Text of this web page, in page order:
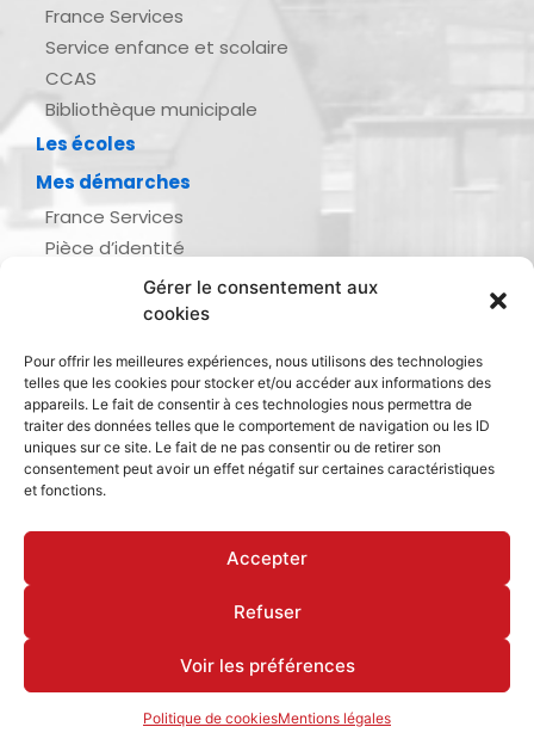
Gérer le consentement aux
cookies
Pour offrir les meilleures expériences, nous utilisons des technologies
telles que les cookies pour stocker et/ou accéder aux informations des
appareils. Le fait de consentir à ces technologies nous permettra de
traiter des données telles que le comportement de navigation ou les ID
uniques sur ce site. Le fait de ne pas consentir ou de retirer son
consentement peut avoir un effet négatif sur certaines caractéristiques
et fonctions.
Accepter
Refuser
Voir les préférences
Politique de cookiesMentions légales
France Services
Service enfance et scolaire
CCAS
Bibliothèque municipale
Les écoles
Mes démarches
France Services
Pièce d’identité
Demande d’actes d’état civil
Inscription listes électorales
Recensement militaire
Le journal de ma ville
Gestion des déchets
Mentions légales & politique de confidentialité
Déclaration d’accessibilité